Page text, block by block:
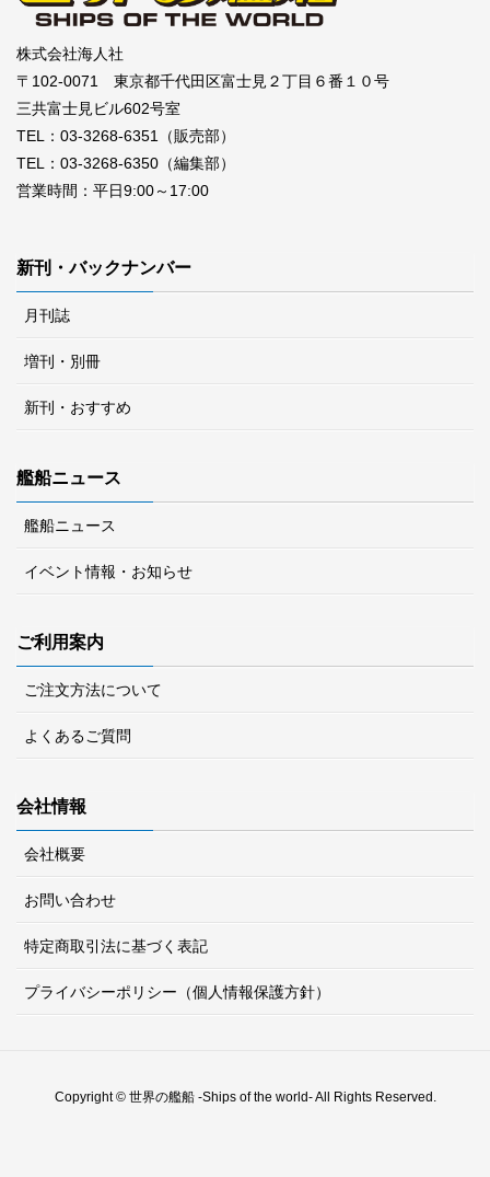
株式会社海人社
〒102-0071 東京都千代田区富士見２丁目６番１０号
三共富士見ビル602号室
TEL：03-3268-6351（販売部）
TEL：03-3268-6350（編集部）
営業時間：平日9:00～17:00
新刊・バックナンバー
月刊誌
増刊・別冊
新刊・おすすめ
艦船ニュース
艦船ニュース
イベント情報・お知らせ
ご利用案内
ご注文方法について
よくあるご質問
会社情報
会社概要
お問い合わせ
特定商取引法に基づく表記
プライバシーポリシー（個人情報保護方針）
Copyright © 世界の艦船 -Ships of the world- All Rights Reserved.